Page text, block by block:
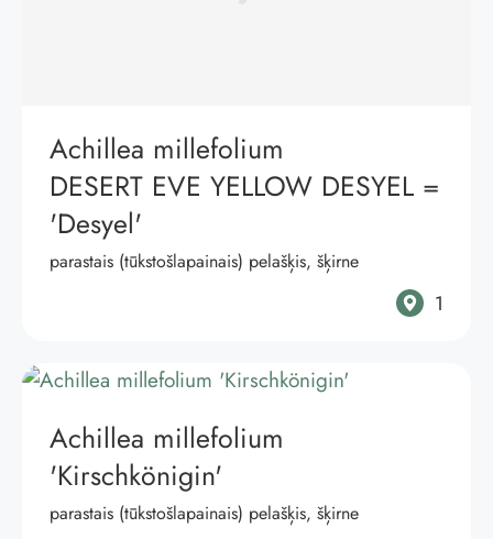
Achillea millefolium
DESERT EVE YELLOW DESYEL =
'Desyel'
parastais (tūkstošlapainais) pelašķis, šķirne
1
Achillea millefolium
'Kirschkönigin'
parastais (tūkstošlapainais) pelašķis, šķirne